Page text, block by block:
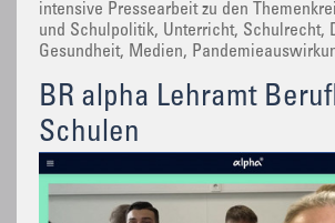
intensive Pressearbeit zu den
und Schulpolitik, Unterricht, Schulrecht,
Gesundheit, Medien,
BR alpha Lehramt
Schulen